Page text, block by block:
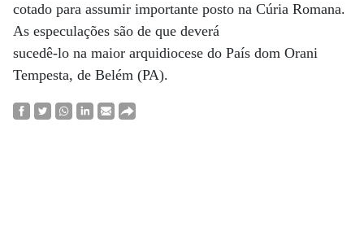
cotado para assumir importante posto na Cúria Romana.
As especulações são de que deverá
sucedê-lo na maior arquidiocese do País dom Orani
Tempesta, de Belém (PA).